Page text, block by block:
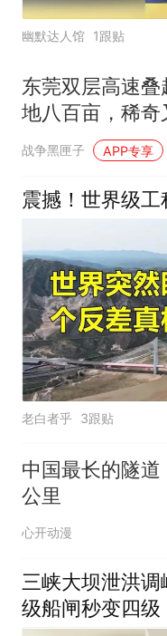
幽默达人馆 1跟贴
东莞双层高速叠
地八百亩，稀奇
真的震撼
战争黑匣子 APP专享
震撼！世界级工
老白者乎 3跟贴
中国最长的隧
公里
心开动漫
三峡大坝泄洪
级船闸秒变四级